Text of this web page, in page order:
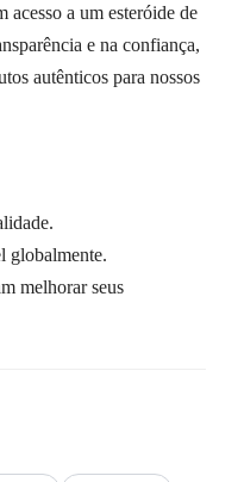
acesso a um esteróide de
e na confiança,
autênticos para nossos
globalmente.
melhorar seus